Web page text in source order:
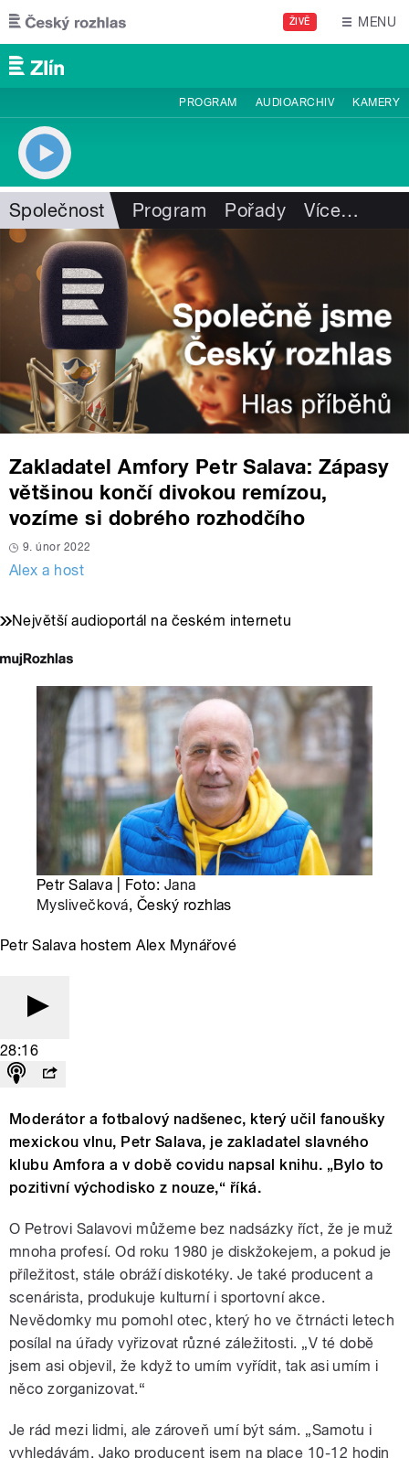
Přejít k hlavnímu obsahu
ŽIVĚ MENU
PROGRAM AUDIOARCHIV KAMERY
Společnost Program Pořady Více…
Zakladatel Amfory Petr Salava: Zápasy
většinou končí divokou remízou,
vozíme si dobrého rozhodčího
9. únor 2022
Alex a host
Největší audioportál na českém internetu
Petr Salava | Foto: Jana
Myslivečková, Český rozhlas
Petr Salava hostem Alex Mynářové
28:16
Moderátor a fotbalový nadšenec, který učil fanoušky
mexickou vlnu, Petr Salava, je zakladatel slavného
klubu Amfora a v době covidu napsal knihu. „Bylo to
pozitivní východisko z nouze,“ říká.
O Petrovi Salavovi můžeme bez nadsázky říct, že je muž
mnoha profesí. Od roku 1980 je diskžokejem, a pokud je
příležitost, stále obráží diskotéky. Je také producent a
scenárista, produkuje kulturní i sportovní akce.
Nevědomky mu pomohl otec, který ho ve čtrnácti letech
posílal na úřady vyřizovat různé záležitosti. „V té době
jsem asi objevil, že když to umím vyřídit, tak asi umím i
něco zorganizovat.“
Je rád mezi lidmi, ale zároveň umí být sám. „Samotu i
vyhledávám. Jako producent jsem na place 10-12 hodin